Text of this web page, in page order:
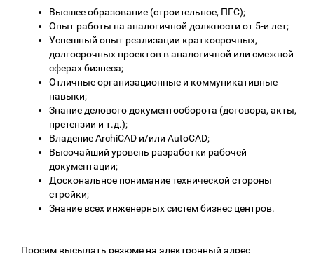
Высшее образование (строительное, ПГС);
Опыт работы на аналогичной должности от 5-и лет;
Успешный опыт реализации краткосрочных,
долгосрочных проектов в аналогичной или смежной
сферах бизнеса;
Отличные организационные и коммуникативные
навыки;
Знание делового документооборота (договора, акты,
претензии и т.д.);
Владение ArchiCAD и/или AutoCAD;
Высочайший уровень разработки рабочей
документации;
Доскональное понимание технической стороны
стройки;
Знание всех инженерных систем бизнес центров.
Просим высылать резюме на электронный адрес